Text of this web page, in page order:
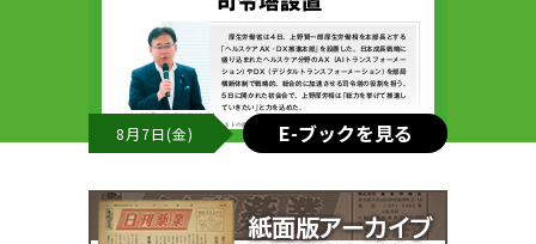
8月7日(金) E-ブックを見る